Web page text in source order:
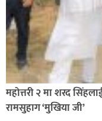
रक्तदान सेवामा
रेडक्रस सिराहा द्वारा
महोत्तरी २ मा शरद
रामसुहाग ‘मुखिया जी’